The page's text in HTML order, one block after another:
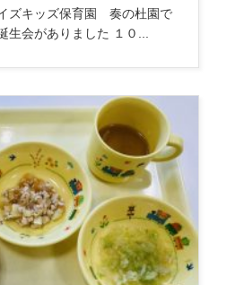
ズキッズ保育園 奏の杜園で
生会がありました １０...